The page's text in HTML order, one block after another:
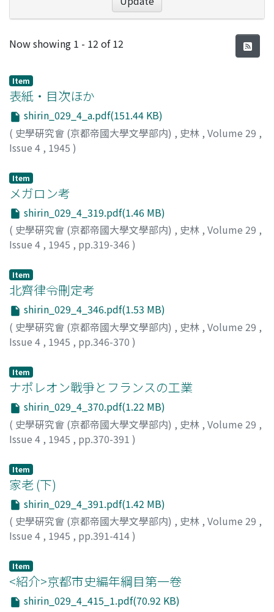
Recent Submissions
Now showing 1 - 12 of 12
Item
表紙・目次ほか
shirin_029_4_a.pdf(151.44 KB)
( 史學硏究會 (京都帝國大學文學部内) , 史林 , Volume 29 ,
Issue 4 , 1945 )
Item
メガロン考
shirin_029_4_319.pdf(1.46 MB)
( 史學硏究會 (京都帝國大學文學部内) , 史林 , Volume 29 ,
Issue 4 , 1945 , pp.319-346 )
Item
北齊律令刪定考
shirin_029_4_346.pdf(1.53 MB)
( 史學硏究會 (京都帝國大學文學部内) , 史林 , Volume 29 ,
Issue 4 , 1945 , pp.346-370 )
Item
ナポレオン戰爭とフランスの工業
shirin_029_4_370.pdf(1.22 MB)
( 史學硏究會 (京都帝國大學文學部内) , 史林 , Volume 29 ,
Issue 4 , 1945 , pp.370-391 )
Item
家老 (下)
shirin_029_4_391.pdf(1.42 MB)
( 史學硏究會 (京都帝國大學文學部内) , 史林 , Volume 29 ,
Issue 4 , 1945 , pp.391-414)
Item
<紹介>京都市史編年綱目第一卷
shirin_029_4_415_1.pdf(70.92 KB)